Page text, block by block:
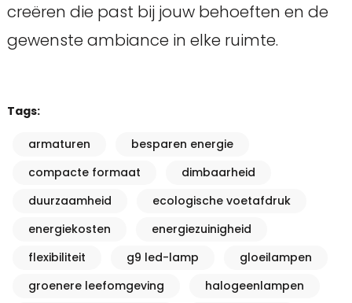
creëren die past bij jouw behoeften en de
gewenste ambiance in elke ruimte.
Tags:
armaturen
besparen energie
compacte formaat
dimbaarheid
duurzaamheid
ecologische voetafdruk
energiekosten
energiezuinigheid
flexibiliteit
g9 led-lamp
gloeilampen
groenere leefomgeving
halogeenlampen